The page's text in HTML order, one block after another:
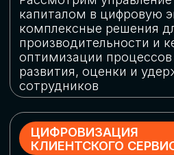
СКАЧАТЬ
ПРОГРАММУ
КОНФЕРЕНЦИИ
Оставьте заявку, мы направим вам
программу конференции
СКАЧАТЬ ПРОГРАММУ